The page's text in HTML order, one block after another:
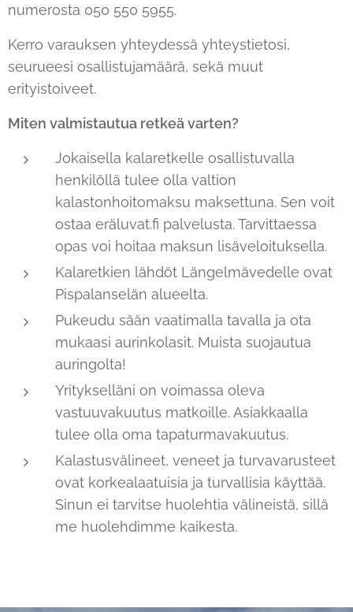
numerosta 050 550 5955.
Kerro varauksen yhteydessä yhteystietosi,
seurueesi osallistujamäärä, sekä muut
erityistoiveet.
Miten valmistautua retkeä varten?
Jokaisella kalaretkelle osallistuvalla
henkilöllä tulee olla valtion
kalastonhoitomaksu maksettuna. Sen voit
ostaa eräluvat.fi palvelusta. Tarvittaessa
opas voi hoitaa maksun lisäveloituksella.
Kalaretkien lähdöt Längelmävedelle ovat
Pispalanselän alueelta.
Pukeudu sään vaatimalla tavalla ja ota
mukaasi aurinkolasit. Muista suojautua
auringolta!
Yritykselläni on voimassa oleva
vastuuvakuutus matkoille. Asiakkaalla
tulee olla oma tapaturmavakuutus.
Kalastusvälineet, veneet ja turvavarusteet
ovat korkealaatuisia ja turvallisia käyttää.
Sinun ei tarvitse huolehtia välineistä, sillä
me huolehdimme kaikesta.